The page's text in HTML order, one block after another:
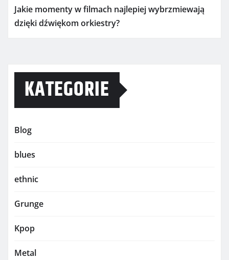
Jakie momenty w filmach najlepiej wybrzmiewają
dzięki dźwiękom orkiestry?
KATEGORIE
Blog
blues
ethnic
Grunge
Kpop
Metal